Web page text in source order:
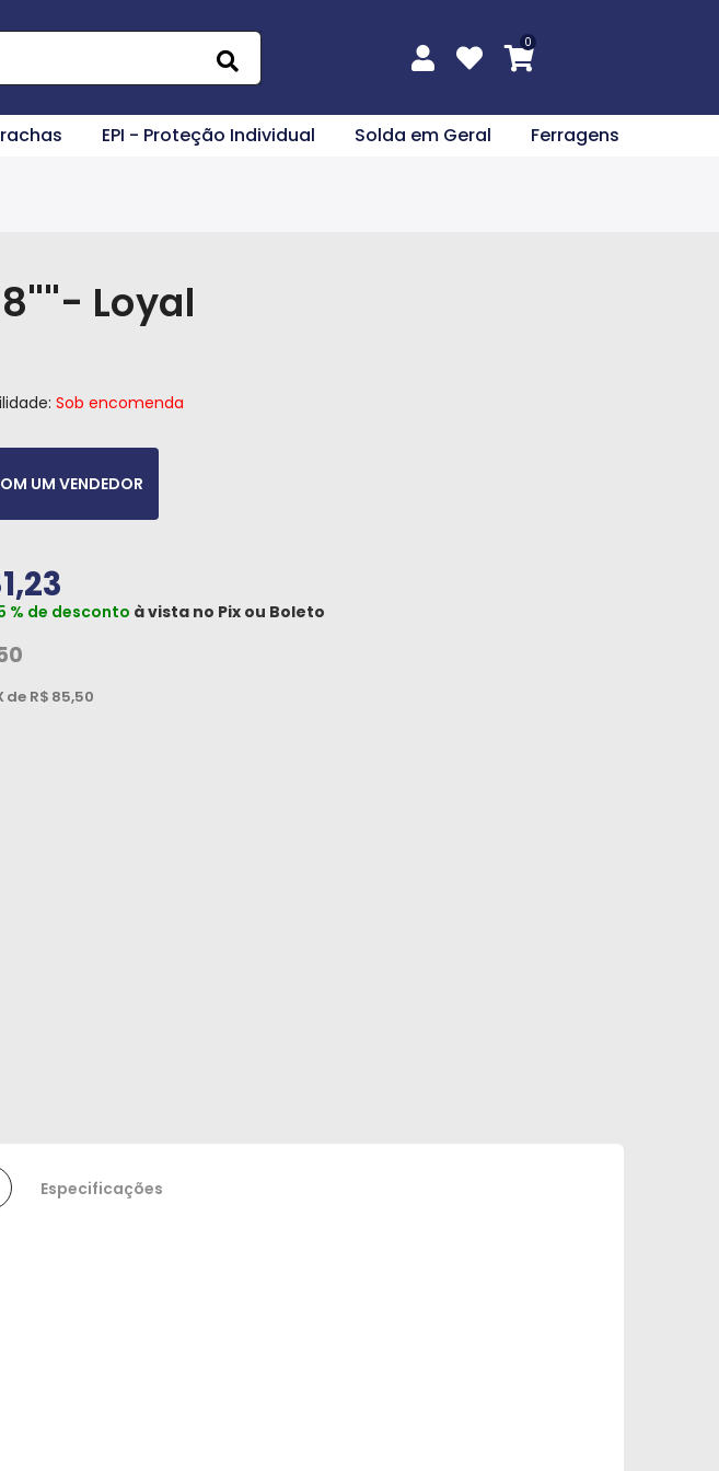
EPI - Proteção Individual Solda em Geral Ferragens
Loyal
Sob encomenda
UM VENDEDOR
% de desconto à vista no Pix ou Boleto
de R$ 85,50
Especificações